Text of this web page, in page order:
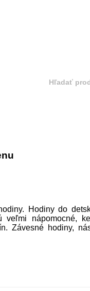
Hodiny do
veľmi nápomocné,
Závesné hodiny,